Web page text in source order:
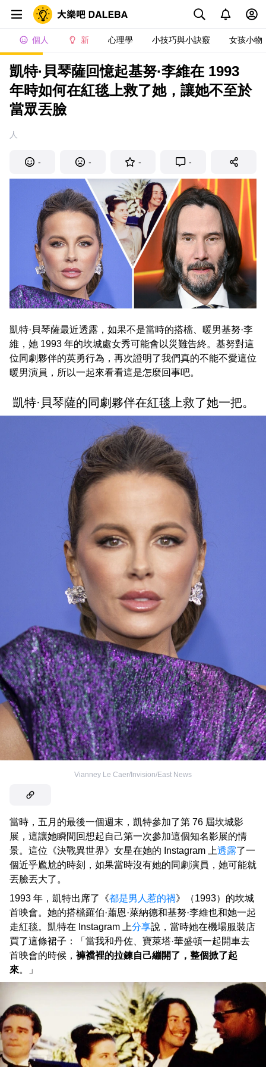
個人 新 心理學 小技巧與小訣竅 女孩小物
凱特·貝琴薩回憶起基努·李維在 1993
年時如何在紅毯上救了她，讓她不至於
當眾丟臉
人
- - - -
凱特·貝琴薩最近透露，如果不是當時的搭檔、暖男基努·李
維，她 1993 年的坎城處女秀可能會以災難告終。基努對這
位同劇夥伴的英勇行為，再次證明了我們真的不能不愛這位
暖男演員，所以一起來看看這是怎麼回事吧。
凱特·貝琴薩的同劇夥伴在紅毯上救了她一把。
Vianney Le Caer/Invision/East News
當時，五月的最後一個週末，凱特參加了第 76 屆坎城影
展，這讓她瞬間回想起自己第一次參加這個知名影展的情
景。這位《決戰異世界》女星在她的 Instagram 上透露了一
個近乎尷尬的時刻，如果當時沒有她的同劇演員，她可能就
丟臉丟大了。
1993 年，凱特出席了《都是男人惹的禍》（1993）的坎城
首映會。她的搭檔羅伯·蕭恩·萊納德和基努·李維也和她一起
走紅毯。凱特在 Instagram 上分享說，當時她在機場服裝店
買了這條裙子：「當我和丹佐、寶萊塔·華盛頓一起開車去
首映會的時候， 褲襠裡的拉鍊自己繃開了，整個掀了起
來。」